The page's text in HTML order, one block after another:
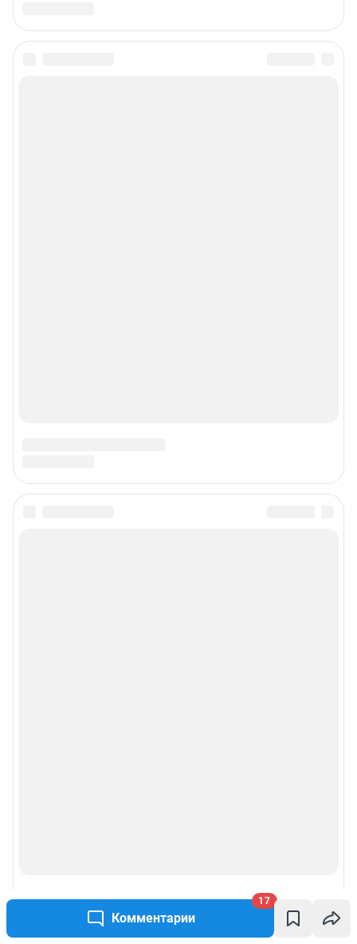
Комментарии
17